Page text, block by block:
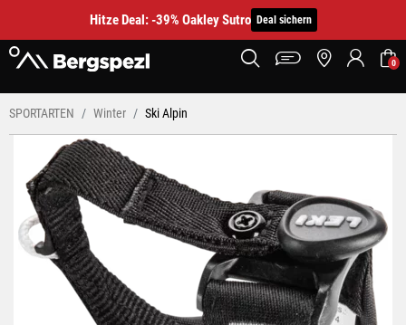
Hitze Deal: -39% Oakley Sutro Deal sichern
0
SPORTARTEN Winter Ski Alpin